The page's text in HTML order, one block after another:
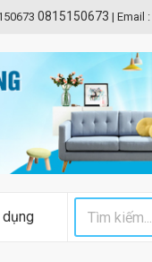
0815150673 | Email :
dụng